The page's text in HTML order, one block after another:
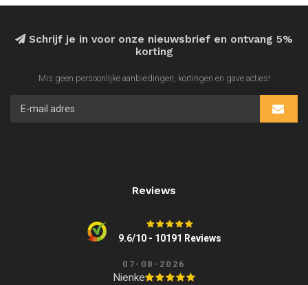
Schrijf je in voor onze nieuwsbrief en ontvang 5%
korting
Mis geen persoonlijke aanbiedingen, kortingen en gave acties!
Reviews
9.6/10 - 10191 Reviews
07-08-2026
Nienke